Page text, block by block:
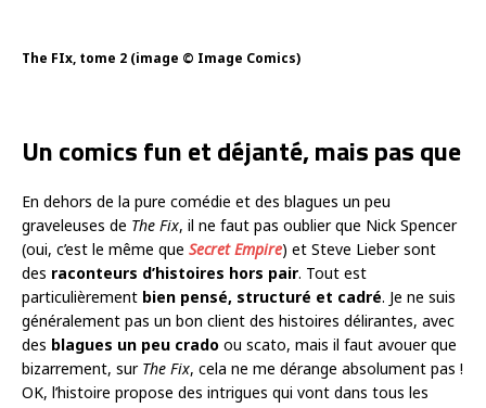
The FIx, tome 2 (image © Image Comics)
Un comics fun et déjanté, mais pas que
En dehors de la pure comédie et des blagues un peu
graveleuses de The Fix, il ne faut pas oublier que Nick Spencer
(oui, c’est le même que Secret Empire) et Steve Lieber sont
des raconteurs d’histoires hors pair. Tout est
particulièrement bien pensé, structuré et cadré. Je ne suis
généralement pas un bon client des histoires délirantes, avec
des blagues un peu crado ou scato, mais il faut avouer que
bizarrement, sur The Fix, cela ne me dérange absolument pas !
OK, l’histoire propose des intrigues qui vont dans tous les